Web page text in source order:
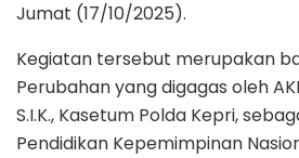
Jumat (17/10/2025).
Kegiatan tersebut merupakan
Perubahan yang digagas oleh
S.I.K., Kasetum Polda Kepri,
Pendidikan Kepemimpinan